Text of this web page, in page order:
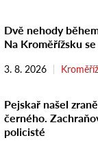
Dvě nehody
Na Kroměřížsku
3. 8. 2026 Kroměříž
Pejskař našel
černého.
policisté